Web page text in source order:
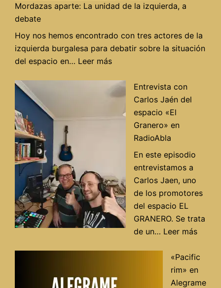
Mordazas aparte: La unidad de la izquierda, a
debate
Hoy nos hemos encontrado con tres actores de la
izquierda burgalesa para debatir sobre la situación
del espacio en… Leer más:
aparte:
La
unidad
izquierda,
debate
Entrevista con
Carlos Jaén del
espacio «El
Granero» en
RadioAbla
En este episodio
entrevistamos a
Carlos Jaen, uno
de los promotores
del espacio EL
GRANERO. Se trata
de un… Leer más:
con
Carlos
Jaén
«Pacific
rim» en
Alegrame